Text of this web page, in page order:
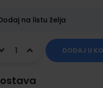
na listu želja
DODAJ U